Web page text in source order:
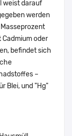
weist darauf
werden
Cadmium oder
befindet sich
–
Blei, und "Hg"